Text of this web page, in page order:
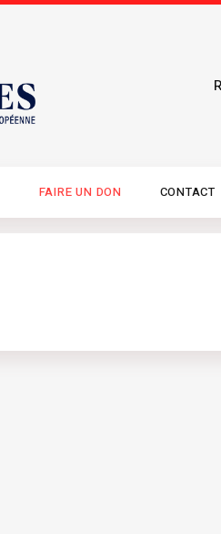
FAIRE UN DON CONTACT